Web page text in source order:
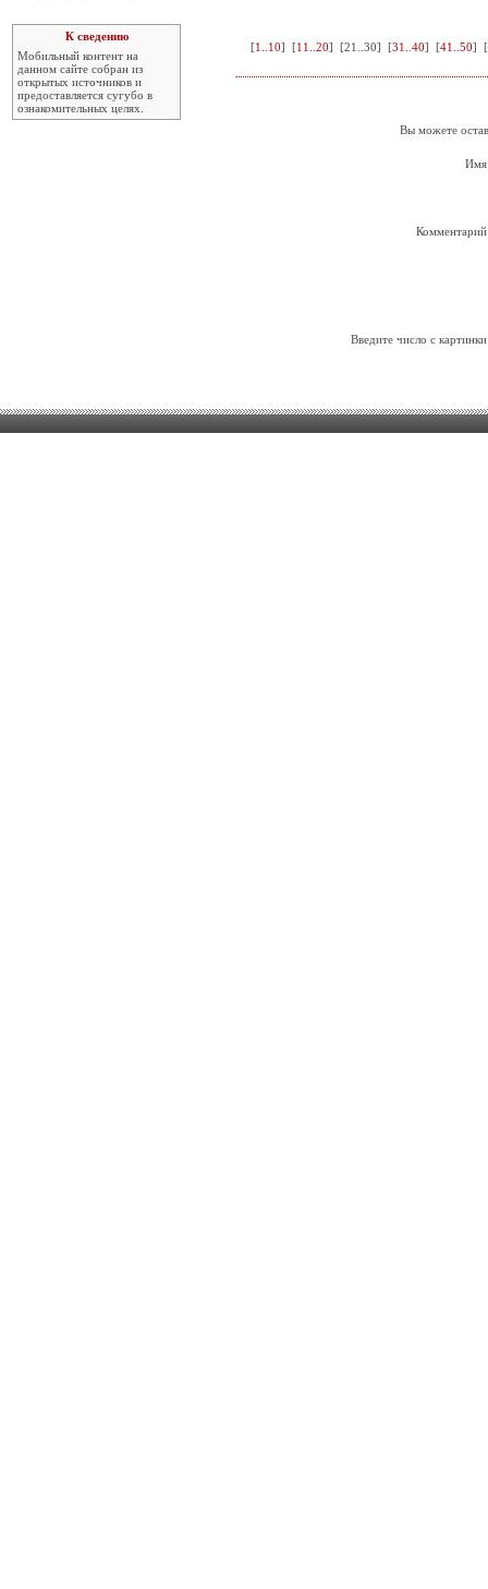
К сведению
Мобильный контент на
данном сайте собран из
открытых источников и
предоставляется сугубо в
ознакомительных целях.
[1..10] [11..20] [21..30] [31..40] [41..50] [
Вы можете
Введите число с